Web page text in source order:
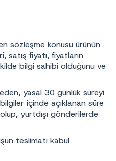
sözleşme konusu ürünün
fiyatı, fiyatların
bilgi sahibi olduğunu ve
yasal 30 günlük süreyi
içinde açıklanan süre
yurtdışı gönderilerde
teslimatı kabul